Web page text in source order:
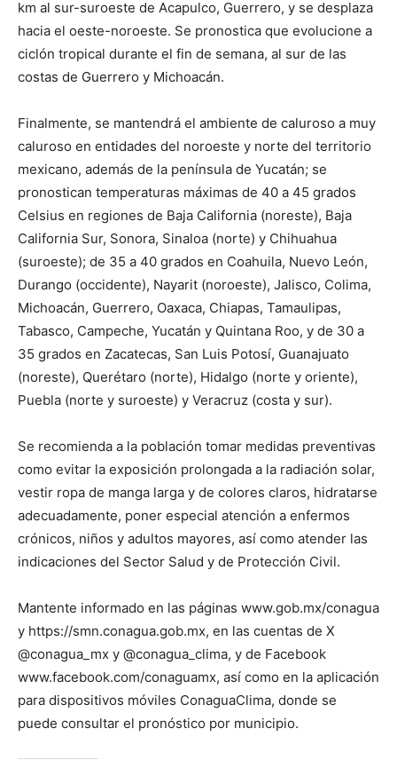
km al sur-suroeste de Acapulco, Guerrero, y se desplaza
hacia el oeste-noroeste. Se pronostica que evolucione a
ciclón tropical durante el fin de semana, al sur de las
costas de Guerrero y Michoacán.
Finalmente, se mantendrá el ambiente de caluroso a muy
caluroso en entidades del noroeste y norte del territorio
mexicano, además de la península de Yucatán; se
pronostican temperaturas máximas de 40 a 45 grados
Celsius en regiones de Baja California (noreste), Baja
California Sur, Sonora, Sinaloa (norte) y Chihuahua
(suroeste); de 35 a 40 grados en Coahuila, Nuevo León,
Durango (occidente), Nayarit (noroeste), Jalisco, Colima,
Michoacán, Guerrero, Oaxaca, Chiapas, Tamaulipas,
Tabasco, Campeche, Yucatán y Quintana Roo, y de 30 a
35 grados en Zacatecas, San Luis Potosí, Guanajuato
(noreste), Querétaro (norte), Hidalgo (norte y oriente),
Puebla (norte y suroeste) y Veracruz (costa y sur).
Se recomienda a la población tomar medidas preventivas
como evitar la exposición prolongada a la radiación solar,
vestir ropa de manga larga y de colores claros, hidratarse
adecuadamente, poner especial atención a enfermos
crónicos, niños y adultos mayores, así como atender las
indicaciones del Sector Salud y de Protección Civil.
Mantente informado en las páginas www.gob.mx/conagua
y https://smn.conagua.gob.mx, en las cuentas de X
@conagua_mx y @conagua_clima, y de Facebook
www.facebook.com/conaguamx, así como en la aplicación
para dispositivos móviles ConaguaClima, donde se
puede consultar el pronóstico por municipio.